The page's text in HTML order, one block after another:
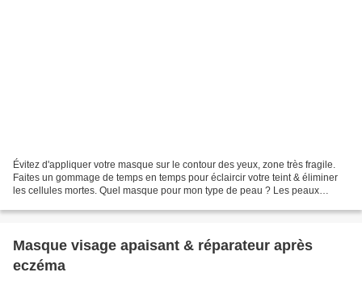
Évitez d'appliquer votre masque sur le contour des yeux, zone très fragile.
Faites un gommage de temps en temps pour éclaircir votre teint & éliminer
les cellules mortes. Quel masque pour mon type de peau ? Les peaux
Masque visage apaisant & réparateur après
eczéma